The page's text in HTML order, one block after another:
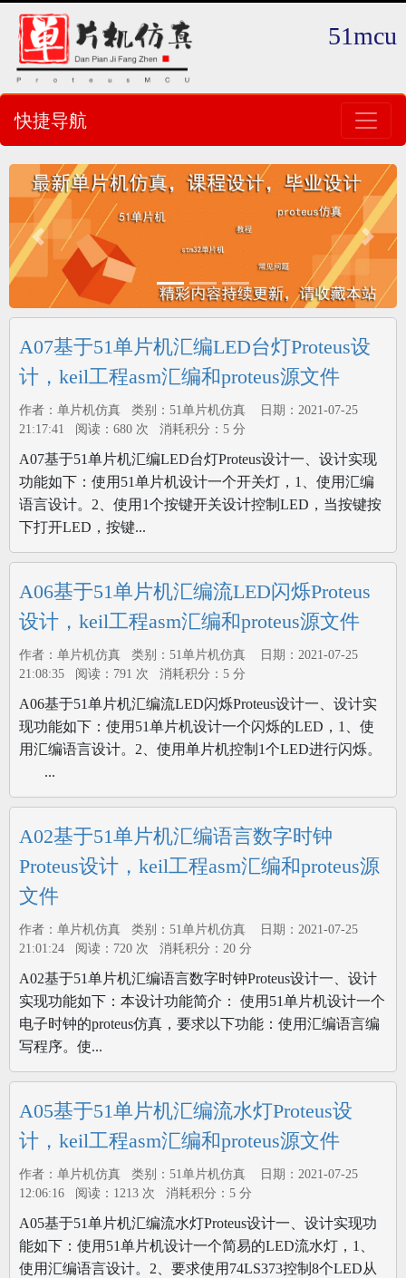
51mcu
快捷导航
Previous Next
A07基于51单片机汇编LED台灯Proteus设
计，keil工程asm汇编和proteus源文件
作者：单片机仿真 类别：51单片机仿真 日期：2021-07-25
21:17:41 阅读：680 次 消耗积分：5 分
A07基于51单片机汇编LED台灯Proteus设计一、设计实现
功能如下：使用51单片机设计一个开关灯，1、使用汇编
语言设计。2、使用1个按键开关设计控制LED，当按键按
下打开LED，按键...
A06基于51单片机汇编流LED闪烁Proteus
设计，keil工程asm汇编和proteus源文件
作者：单片机仿真 类别：51单片机仿真 日期：2021-07-25
21:08:35 阅读：791 次 消耗积分：5 分
A06基于51单片机汇编流LED闪烁Proteus设计一、设计实
现功能如下：使用51单片机设计一个闪烁的LED，1、使
用汇编语言设计。2、使用单片机控制1个LED进行闪烁。
...
A02基于51单片机汇编语言数字时钟
Proteus设计，keil工程asm汇编和proteus源
文件
作者：单片机仿真 类别：51单片机仿真 日期：2021-07-25
21:01:24 阅读：720 次 消耗积分：20 分
A02基于51单片机汇编语言数字时钟Proteus设计一、设计
实现功能如下：本设计功能简介： 使用51单片机设计一个
电子时钟的proteus仿真，要求以下功能：使用汇编语言编
写程序。使...
A05基于51单片机汇编流水灯Proteus设
计，keil工程asm汇编和proteus源文件
作者：单片机仿真 类别：51单片机仿真 日期：2021-07-25
12:06:16 阅读：1213 次 消耗积分：5 分
A05基于51单片机汇编流水灯Proteus设计一、设计实现功
能如下：使用51单片机设计一个简易的LED流水灯，1、
使用汇编语言设计。2、要求使用74LS373控制8个LED从